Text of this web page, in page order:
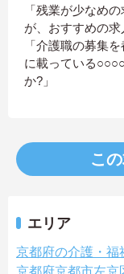
「残業が少なめ
が、おすすめの求
「介護職の募集
に載っている
か?」
こ
エリア
京都府の介護・福
京都府京都市左京